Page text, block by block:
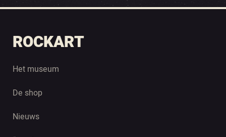
ROCKART
Het museum
De shop
Nieuws